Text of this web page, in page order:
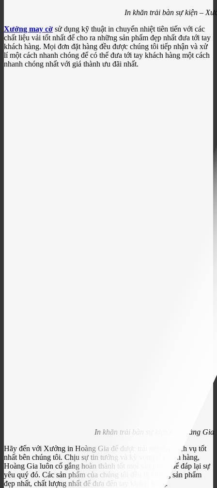
In khăn trải bàn sự kiện –
Xưởng may cờ sử dụng kỹ thuật in chuyển nhiệt tiên tiến với các
chất liệu vải tốt nhất để cho ra những sản phẩm đẹp nhất đưa tới tay
khách hàng. Mọi đơn đặt hàng đều được chúng tôi tiếp nhận và xử
lí một cách nhanh chóng để có thể đưa tới tay khách hàng một cách
nhanh chóng nhất với giá thành ưu đãi nhất.
In khăn trải bàn sự kiện tại Hoàng Gia
Hãy đến với Xưởng in Hoàng Gia để được trải nghiệm dịch vụ tốt
nhất bên chúng tôi. Chịu sự tin tưởng và kỳ vọng ở khách hàng,
Hoàng Gia luôn cố gắng hoàn thành tốt mọi sản phẩm để đáp lại sự
yêu quý đó. Các sản phẩm của chúng tôi đều là những sản phẩm
đẹp nhất, chất lượng nhất để đưa đến tay khách hàng.